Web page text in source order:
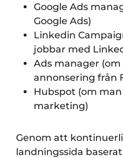
Google Ads
Google Ads)
Linkedin
jobbar med
Ads manager
annonsering från
Hubspot (om
marketing)
Genom att
landningssida